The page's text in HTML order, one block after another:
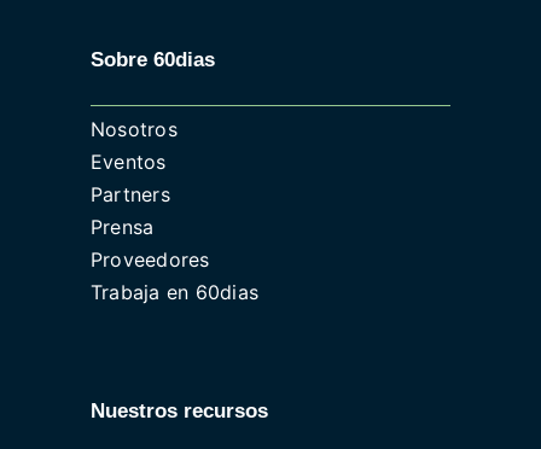
Sobre 60dias
Nosotros
Eventos
Partners
Prensa
Proveedores
Trabaja en 60dias
Nuestros recursos